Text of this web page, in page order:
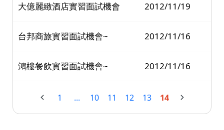
大億麗緻酒店實習面試機會 2012/11/19
台邦商旅實習面試機會~ 2012/11/16
鴻樓餐飲實習面試機會~ 2012/11/16
1 ... 10 11 12 13 14